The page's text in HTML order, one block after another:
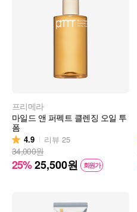
프리메라
마일드 앤 퍼펙트 클렌징 오일 투
폼
4.9 리뷰 25
34,000원
25%25,500원 회원가